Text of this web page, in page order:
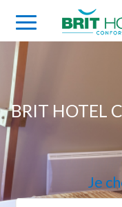
BRIT HOTEL
Je